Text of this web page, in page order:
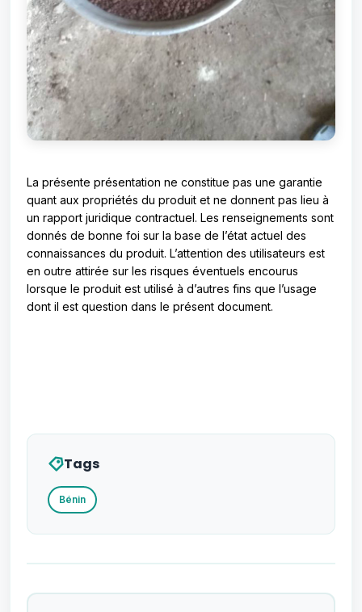
La présente présentation ne constitue pas une garantie
quant aux propriétés du produit et ne donnent pas lieu à
un rapport juridique contractuel. Les renseignements sont
donnés de bonne foi sur la base de l’état actuel des
connaissances du produit. L’attention des utilisateurs est
en outre attirée sur les risques éventuels encourus
lorsque le produit est utilisé à d’autres fins que l’usage
dont il est question dans le présent document.
Tags
Bénin